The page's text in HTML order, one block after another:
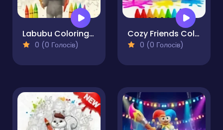
Labubu Coloring Book
0 (0 Голосів)
Cozy Friends Coloring Book for Kids
0 (0 Голосів)